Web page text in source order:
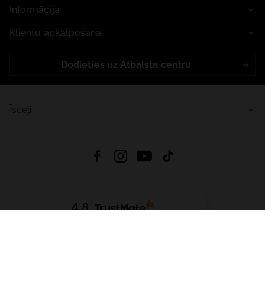
Informācija
Klientu apkalpošana
Dodieties uz Atbalsta centru
4.8